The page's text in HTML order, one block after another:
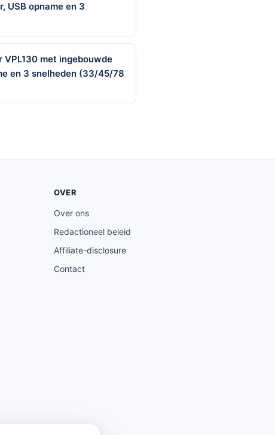
USB opname en 3
VPL130 met ingebouwde
en 3 snelheden (33/45/78
OVER
Over ons
Redactioneel beleid
Affiliate-disclosure
Contact